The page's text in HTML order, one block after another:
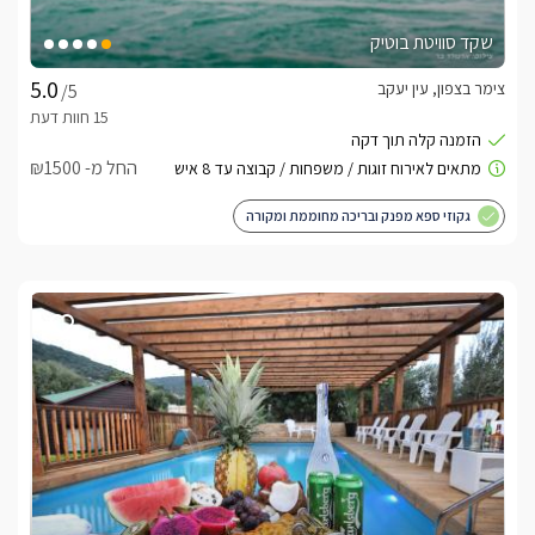
לידיעתכם, הפרטים המוצגים באתר: התפוסה המחירים והמבצעים
מעודכנים ומאומתים. תוכלו לבדוק ולבצע הזמנה באהבה רבה ♥
בברכה, אפרת
לצפייה באטרקציות ומסעדות בקרבת ולדמנס -
כאן
שקד סוויטת בוטיק
/5
צימר בצפון, עין יעקב
החל מ- ₪1500
גקוזי ספא מפנק ובריכה מחוממת ומקורה